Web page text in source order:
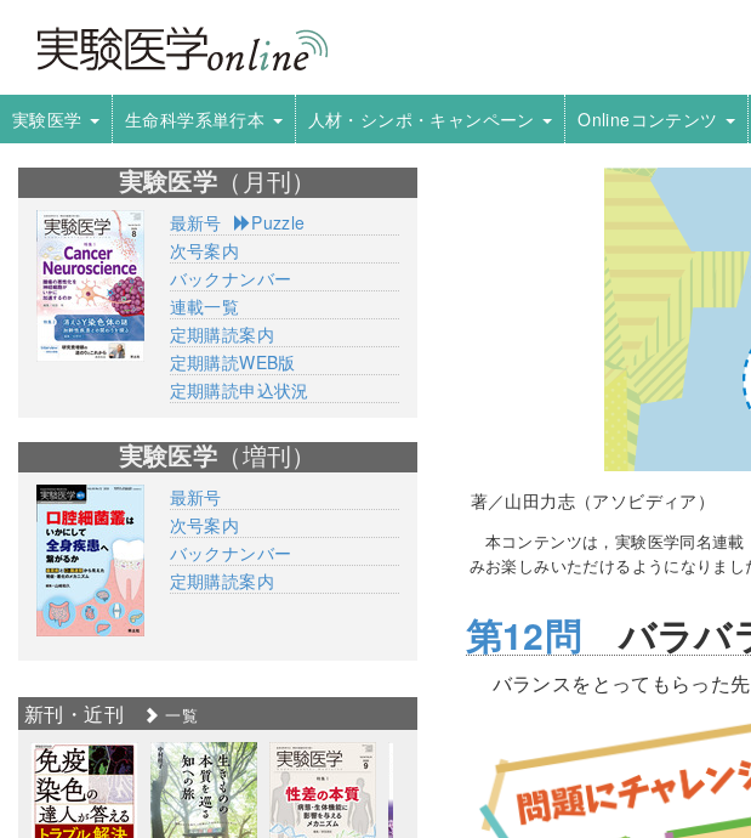
実験医学 生命科学系単行本 人材・シンポ・キャンペーン Onlineコンテンツ
著／山田力志（アソビディア）
本コンテンツは，実験医学同名連
みお楽しみいただけるようになりま
第12問 バラバ
バランスをとってもらった
実験医学 （月刊）
最新号
Puzzle
次号案内
バックナンバー
連載一覧
定期購読案内
定期購読WEB版
定期購読申込状況
実験医学 （増刊）
最新号
次号案内
バックナンバー
定期購読案内
新刊・近刊 一覧